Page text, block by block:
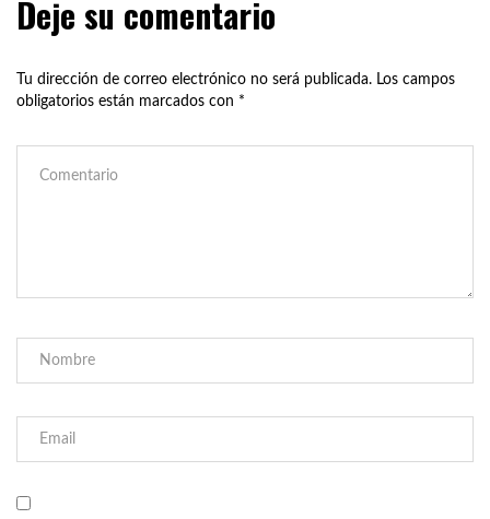
Deje su comentario
Tu dirección de correo electrónico no será publicada. Los campos
obligatorios están marcados con *